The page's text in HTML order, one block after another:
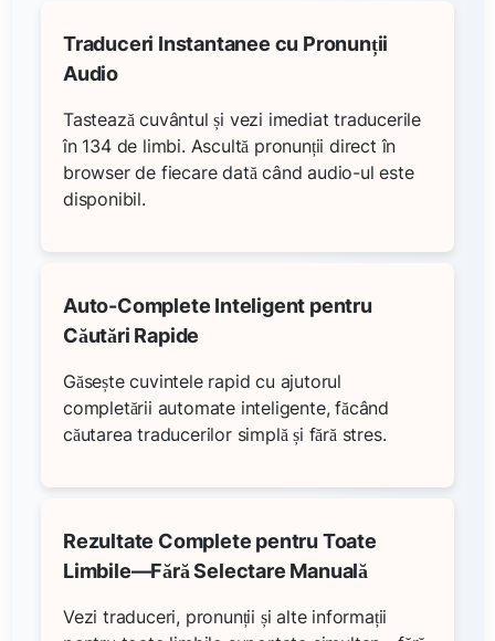
Traduceri Instantanee cu Pronunții
Audio
Tastează cuvântul și vezi imediat traducerile
în 134 de limbi. Ascultă pronunții direct în
browser de fiecare dată când audio-ul este
disponibil.
Auto-Complete Inteligent pentru
Căutări Rapide
Găsește cuvintele rapid cu ajutorul
completării automate inteligente, făcând
căutarea traducerilor simplă și fără stres.
Rezultate Complete pentru Toate
Limbile—Fără Selectare Manuală
Vezi traduceri, pronunții și alte informații